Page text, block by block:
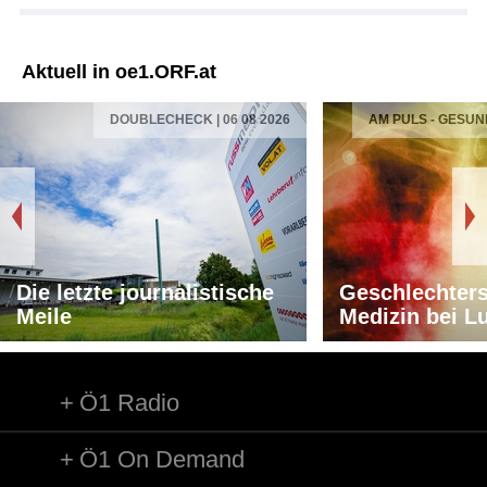
Aktuell in oe1.ORF.at
DOUBLECHECK | 06 08 2026
Die letzte journalistische
Meile
AM PULS -
Medizin bei
Ö1 Radio
Ö1 On Demand